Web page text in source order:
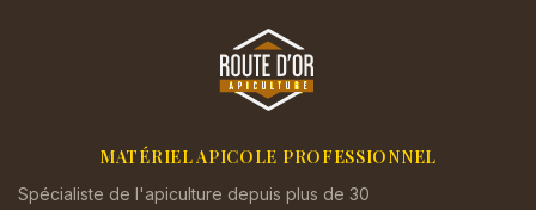
MATÉRIEL APICOLE PROFESSIONNEL
Spécialiste de l'apiculture depuis plus de 30